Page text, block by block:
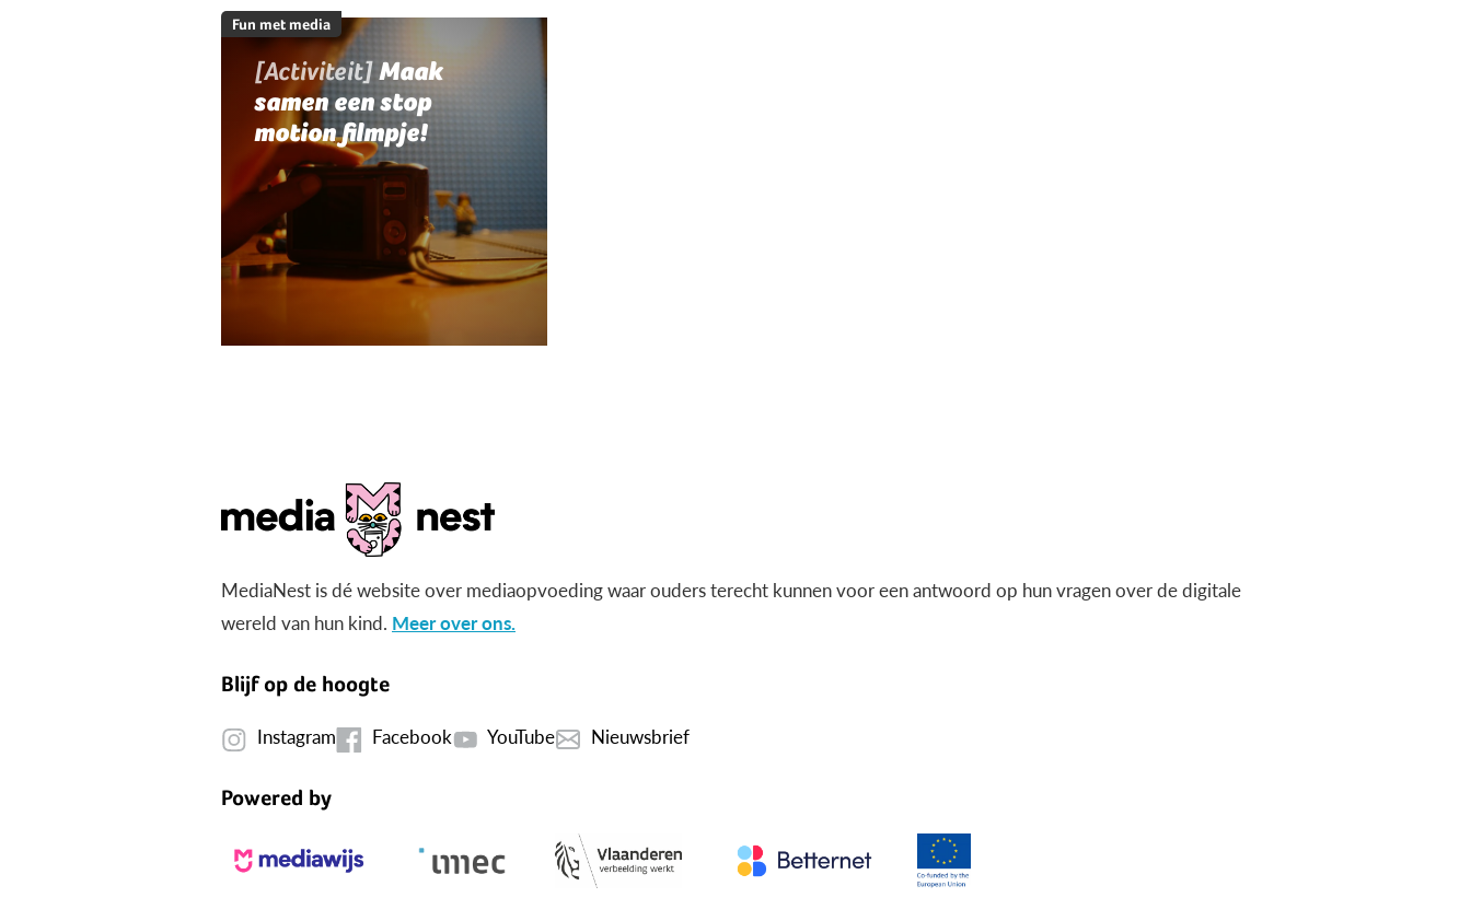
Fun met media
[Activiteit]Maak
samen een stop
motion filmpje!
MediaNest is dé website over mediaopvoeding waar ouders terecht kunnen voor een antwoord op hun vragen over de digitale
wereld van hun kind. Meer over ons.
Blijf op de hoogte
Instagram Facebook YouTube Nieuwsbrief
Powered by